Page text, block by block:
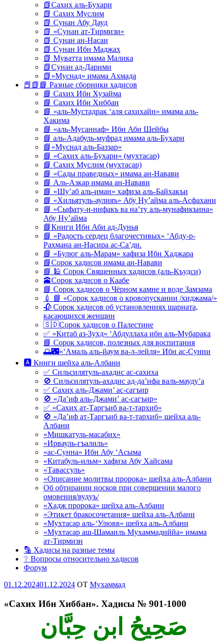
📗Сахих аль-Бухари
📗 Сахих Муслим
📗 Сунан Абу Дауд
📗 «Сунан ат-Тирмизи»
📗 Сунан ан-Насаи
📗 Сунан Ибн Маджах
📗 Муватта имама Малика
📗Сунан ад-Дарими
📗»Муснад» имама Ахмада
📕📗📘 Разные сборники хадисов
📘 Сахих Ибн Хузайма
📘 Сахих Ибн Хиббан
📘 «аль-Мустадрак ‘аля сахихайн» имама аль-
Хакима
📘 «аль-Мусаннаф» Ибн Аби Шейбы
📘 аль-Адабуль-муфрад имама аль-Бухари
📘»Муснад аль-Баззар»
📘 «Сахих аль-Бухари» (мухтасар)
📘 Сахих Муслим (мухтасар)
📘 «Сады праведных» имама ан-Навави
📘 Аль-Азкар имама ан-Навави
📘 «Шу’аб аль-иман» хафиза аль-Байхакъи
📘 «Хильятуль-аулияъ» Абу Ну’айма аль-Асфахани
📘 «Сыфату-н-нифакъ ва на’ту аль-мунафикъина»
Абу Ну’айма
📘Книги Ибн Аби ад-Дунья
📘 «Радость сердец благочестивых» ‘Абду-р-
Рахмана ан-Насира ас-Са’ди.
📘 «Булюг аль-Марам» хафиза Ибн Хаджара
📘Сорок хадисов имама ан-Навави
📘 🕌 Сорок Священных хадисов (аль-Къудси)
🕋Сорок хадисов о Каабе
📘 Сорок хадисов о Чёрном камне и воде Замзама
💉 📘 «Сорок хадисов о кровопускании /хиджама/»
🥀 Сорок хадисов об установлениях шариата,
касающихся женщин
🇸🇩Сорок хадисов о Палестине
✅ «Китаб аз-Зухд» ‘Абдуллаха ибн аль-Мубарака
📘 Сорок хадисов, полезных для воспитания
🌅🌃«‘Амаль аль-йаум ва-л-лейля» Ибн ас-Сунни
🅰 Книги шейха аль-Албани
✅ Сильсилятуль-ахадис ас-сахиха
🚫 Сильсилятуль-ахадис ад-да’ифа валь-мауду’а
✅ Сахих аль-Джами’ ас-сагъир
🚫 «Да’иф аль-Джами’ ас-сагъир»
✅ «Сахих ат-Таргъиб ва-т-тархиб»
🚫 «Да’иф ат-Таргъиб ва-т-тархиб» шейха аль-
Албани
«Мишкатуль-масабих»
«Ирвауль-гъалиль»
«ас-Сунна» Ибн Абу ‘Асыма
«Китабуль-ильм» хафиза Абу Хайсама
«Тавассуль»
«Описание молитвы пророка» шейха аль-Албани
Об обтирании носков при совершении малого
омовения/вудуъ/
«Хадж пророка» шейха аль-Албани
«Этикет бракосочетания» шейха аль-Албани
«Мухтасар аль-‘Улювв» шейха аль-Албани
«Мухтасар аш-Шамаиль Мухаммадиййа» имама
ат-Тирмизи
🔡 Хадисы на разные темы
❔ Вопросы относительно хадисов
Форум
Опубликовано
01.12.202401.12.2024 OT Мухаммад
«Сахих Ибн Хиббан». Хадисы № 901-1000
صَحِيحُ ابن حِبَّان